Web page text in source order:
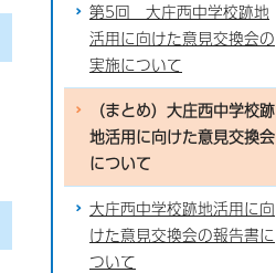
第5回 大庄西中学校跡地
活用に向けた意見交換会の
実施について
（まとめ）大庄西中学校跡
地活用に向けた意見交換会
について
大庄西中学校跡地活用に向
けた意見交換会の報告書に
ついて